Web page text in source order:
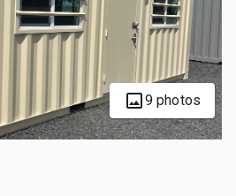
9 photos